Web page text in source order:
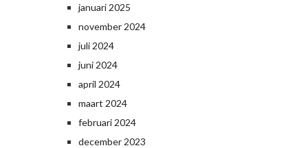
januari 2025
november 2024
juli 2024
juni 2024
april 2024
maart 2024
februari 2024
december 2023